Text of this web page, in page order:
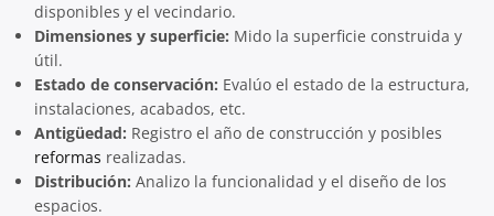
disponibles y el vecindario.
Dimensiones y superficie: Mido la superficie construida y
útil.
Estado de conservación: Evalúo el estado de la estructura,
instalaciones, acabados, etc.
Antigüedad: Registro el año de construcción y posibles
reformas realizadas.
Distribución: Analizo la funcionalidad y el diseño de los
espacios.